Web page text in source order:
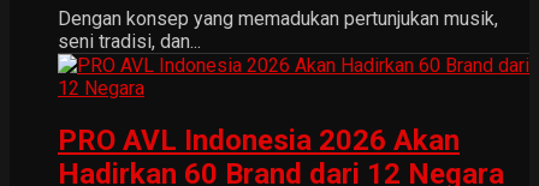
Dengan konsep yang memadukan pertunjukan musik,
seni tradisi, dan...
PRO AVL Indonesia 2026 Akan
Hadirkan 60 Brand dari 12 Negara